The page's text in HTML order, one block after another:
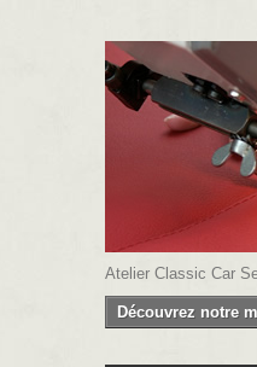
Atelier Classic Car
Découvrez notre